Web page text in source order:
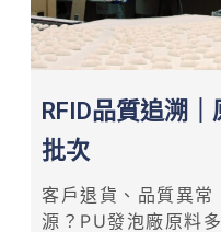
RFID品質追溯
批次
客戶退貨、品質異
源？PU發泡廠原料